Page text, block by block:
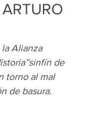
la Alianza
de
torno al mal
de basura.